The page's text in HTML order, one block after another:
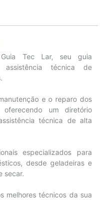
Tec Lar, seu guia
assistência técnica de
e o reparo dos
oferecendo um diretório
técnica de alta
especializados para
desde geladeiras e
secar.
melhores técnicos da sua